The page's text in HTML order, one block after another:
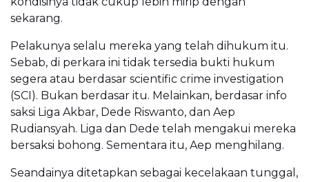
sekarang.
Pelakunya selalu mereka yang telah dihukum itu.
Sebab, di perkara ini tidak tersedia bukti hukum
segera atau berdasar scientific crime investigation
(SCI). Bukan berdasar itu. Melainkan, berdasar info
saksi Liga Akbar, Dede Riswanto, dan Aep
Rudiansyah. Liga dan Dede telah mengakui mereka
bersaksi bohong. Sementara itu, Aep menghilang.
Seandainya ditetapkan sebagai kecelakaan tunggal,